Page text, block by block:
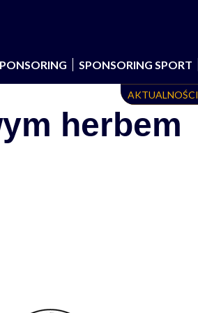
SPONSORING SPORT
AKTUALNOŚCI
herbem